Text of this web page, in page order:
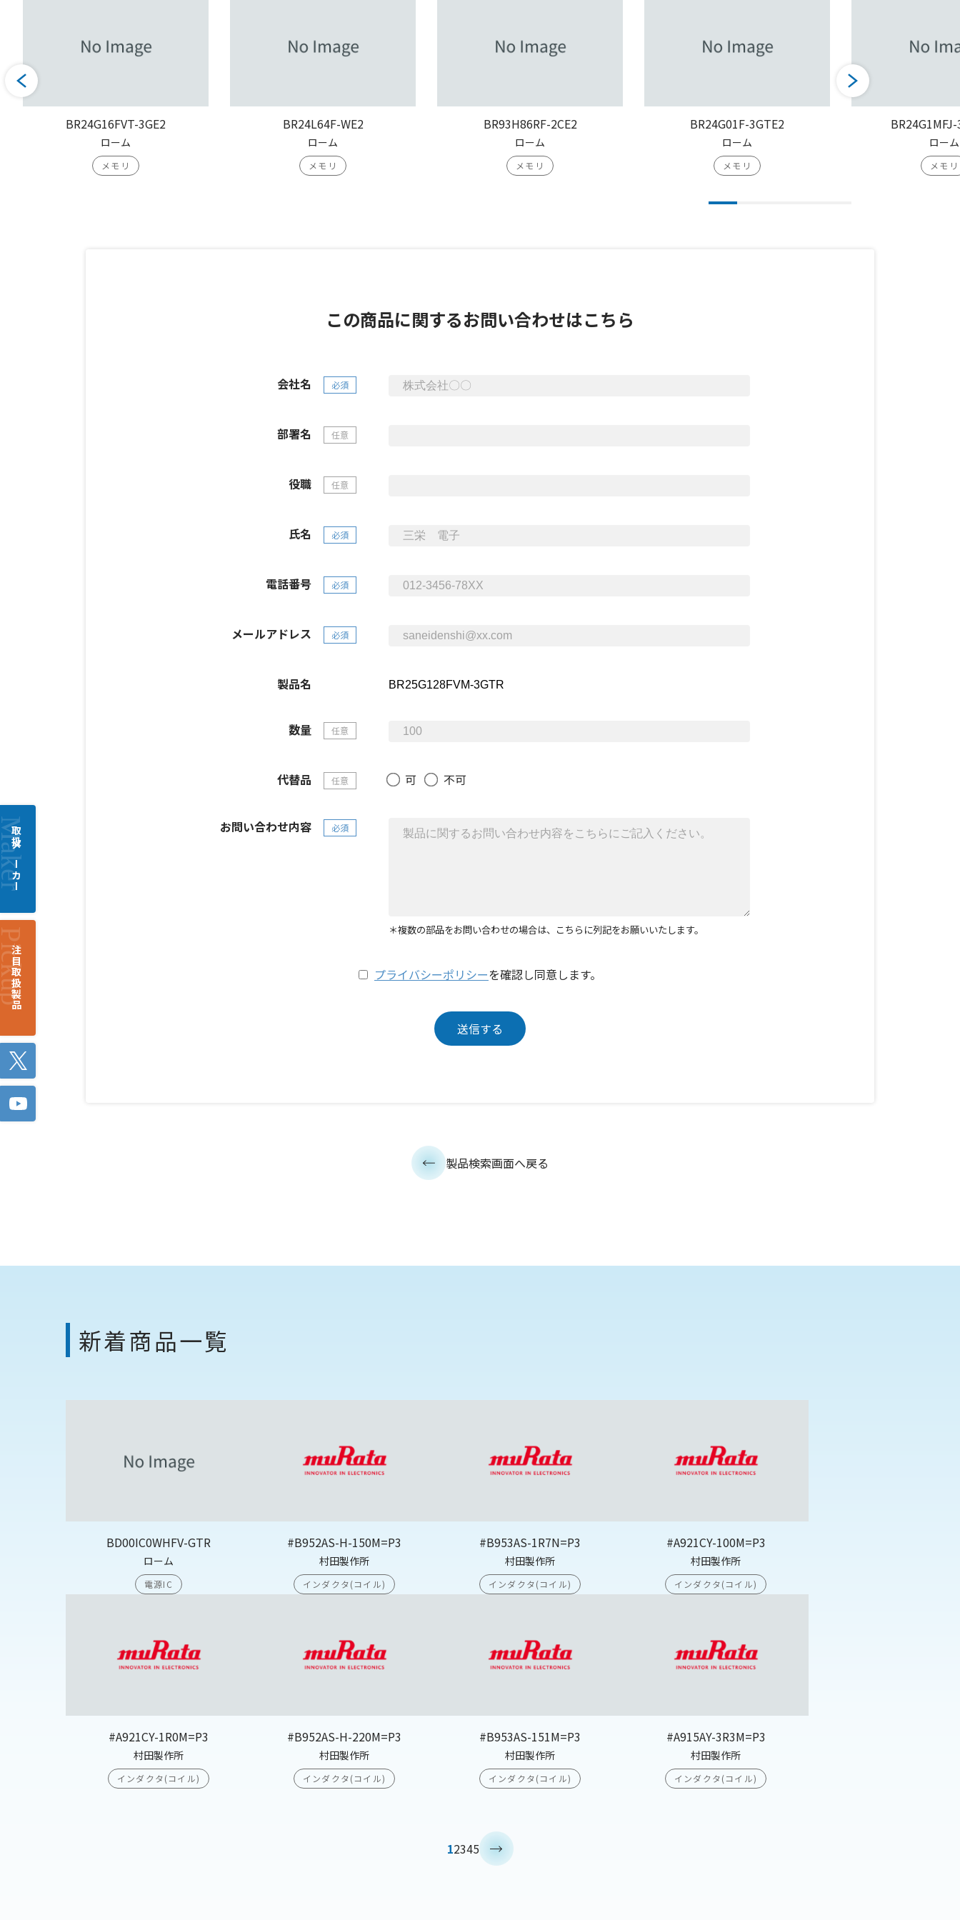
BR24G16FVT-3GE2
ローム
メモリ
BR24L64F-WE2
ローム
メモリ
BR93H86RF-2CE2
ローム
メモリ
BR24G01F-3GTE2
ローム
メモリ
ローム
メモリ
この商品に関するお問い合わせはこちら
会社名 必須
部署名 任意
役職 任意
氏名 必須
電話番号 必須
メールアドレス 必須
製品名
数量 任意
代替品 任意 可 不可
お問い合わせ内容 必須
＊複数の部品をお問い合わせの場合は、こちらに列記をお願いいたします。
プライバシーポリシーを確認し同意します。
製品検索画面へ戻る
新着商品一覧
BD00IC0WHFV-GTR
ローム
電源IC
#B952AS-H-150M=P3
村田製作所
インダクタ(コイル)
#B953AS-1R7N=P3
村田製作所
インダクタ(コイル)
#A921CY-100M=P3
村田製作所
インダクタ(コイル)
#A921CY-1R0M=P3
村田製作所
インダクタ(コイル)
#B952AS-H-220M=P3
村田製作所
インダクタ(コイル)
#B953AS-151M=P3
村田製作所
インダクタ(コイル)
#A915AY-3R3M=P3
村田製作所
インダクタ(コイル)
12345
取扱メーカー
注目取扱製品